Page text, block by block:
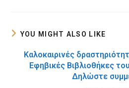
YOU MIGHT ALSO LIKE
Καλοκαιρινές
Εφηβικές Βιβλιοθήκες
Δηλώστε